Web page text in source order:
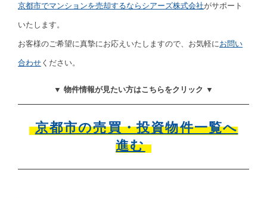
京都市でマンションを売却するならシアーズ株式会社がサポート
いたします。
お客様のご希望に真摯にお応えいたしますので、お気軽に お問い
合わせ ください。
▼ 物件情報が見たい方はこちらをクリック ▼
京都市の売買・投資物件一覧へ
進む